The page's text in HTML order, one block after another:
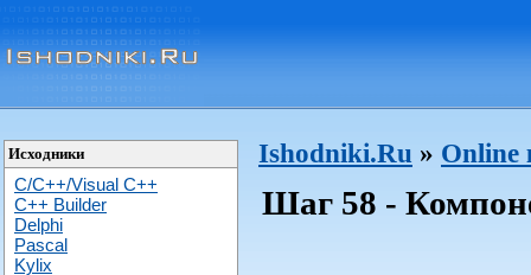
Исходники
C/C++/Visual C++
С++ Builder
Delphi
Pascal
Kylix
Ishodniki.Ru » Online
Шаг 58 -